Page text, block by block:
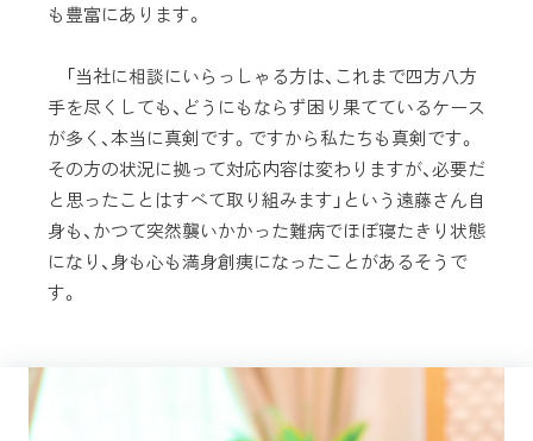
も豊富にあります。
「当社に相談にいらっしゃる方は、これまで四方八方
手を尽くしても、どうにもならず困り果てているケース
が多く、本当に真剣です。ですから私たちも真剣です。
その方の状況に拠って対応内容は変わりますが、必要だ
と思ったことはすべて取り組みます」という遠藤さん自
身も、かつて突然襲いかかった難病でほぼ寝たきり状態
になり、身も心も満身創痍になったことがあるそうで
す。